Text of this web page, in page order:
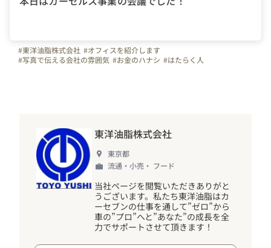
#東洋油脂株式会社 #オフィスを紹介します
#写真で伝える会社の雰囲気 #お金のハナシ #はたらく人
東洋油脂株式会社
東京都
流通・小売・ フード
当社ページを閲覧いただきありがと
うございます。私たち東洋油脂はカ
ーセブンの仕事を通して”ゼロ”から
車の”プロ”へと”あなた”の成長を全
力でサポートさせて頂きます ！